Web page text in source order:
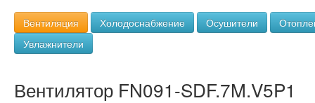
Вентиляция Холодоснабжение Осушители
Увлажнители
Вентилятор FN091-SDF.7M.V5P1